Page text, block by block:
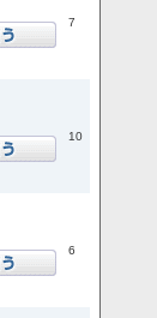
7
10
6